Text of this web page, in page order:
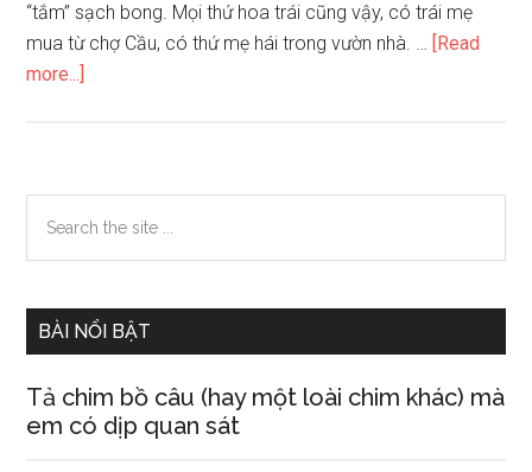
“tắm” sạch bong. Mọi thứ hoa trái cũng vậy, có trái mẹ
mua từ chợ Cầu, có thứ mẹ hái trong vườn nhà. … [Read
more...]
quả
Primary
Sidebar
the
BÀI NỔI BẬT
Tả chim bồ câu (hay một loài chim khác) mà
em có dịp quan sát